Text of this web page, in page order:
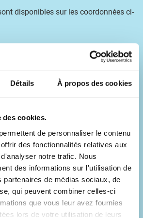
Détails À propos des cookies
des cookies.
de personnaliser le contenu
des fonctionnalités relatives aux
notre trafic. Nous
des informations sur l'utilisation de
partenaires de médias sociaux, de
qui peuvent combiner celles-ci
que vous leur avez fournies
lors de votre utilisation de leurs
disponibles sur les coordonnées ci-
91
un collaborateur
fréquentes
offre !
newsletter.